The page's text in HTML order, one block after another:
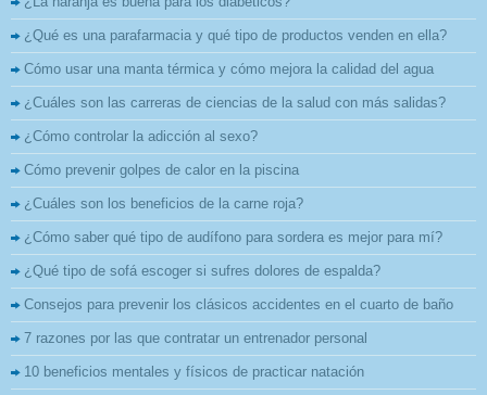
¿Qué es una parafarmacia y qué tipo de productos venden en ella?
Cómo usar una manta térmica y cómo mejora la calidad del agua
¿Cuáles son las carreras de ciencias de la salud con más salidas?
¿Cómo controlar la adicción al sexo?
Cómo prevenir golpes de calor en la piscina
¿Cuáles son los beneficios de la carne roja?
¿Cómo saber qué tipo de audífono para sordera es mejor para mí?
¿Qué tipo de sofá escoger si sufres dolores de espalda?
Consejos para prevenir los clásicos accidentes en el cuarto de baño
7 razones por las que contratar un entrenador personal
10 beneficios mentales y físicos de practicar natación